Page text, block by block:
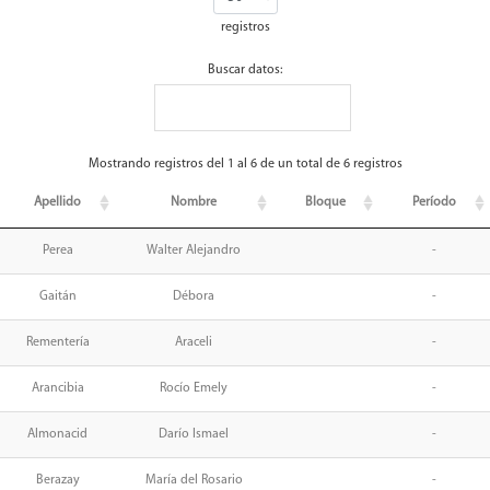
registros
Buscar datos:
Mostrando registros del 1 al 6 de un total de 6 registros
Apellido Nombre Bloque Período
Perea Walter Alejandro -
Gaitán Débora -
Rementería Araceli -
Arancibia Rocío Emely -
Almonacid Darío Ismael -
Berazay María del Rosario -